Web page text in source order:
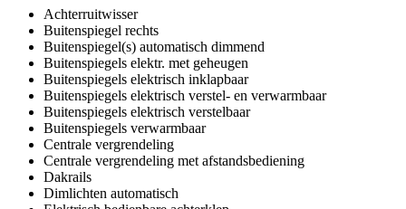
Achterruitwisser
Buitenspiegel rechts
Buitenspiegel(s) automatisch dimmend
Buitenspiegels elektr. met geheugen
Buitenspiegels elektrisch inklapbaar
Buitenspiegels elektrisch verstel- en verwarmbaar
Buitenspiegels elektrisch verstelbaar
Buitenspiegels verwarmbaar
Centrale vergrendeling
Centrale vergrendeling met afstandsbediening
Dakrails
Dimlichten automatisch